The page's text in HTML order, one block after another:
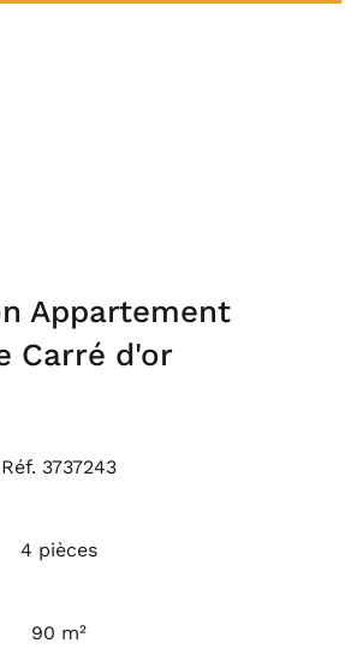
Appartement
Carré d'or
Réf. 3737243
4 pièces
90 m²